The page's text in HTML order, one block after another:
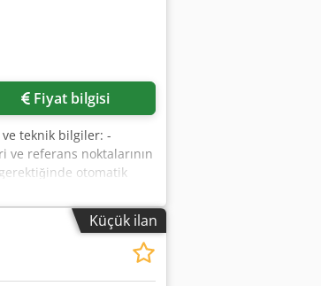
Fiyat bilgisi
ve teknik bilgiler: -
ve referans noktalarının
otomatik
kadar malzemeleri
aynı anda
takım ön ayarı -
kadar kesim hızı,
mm - Çalışma
Küçük ilan